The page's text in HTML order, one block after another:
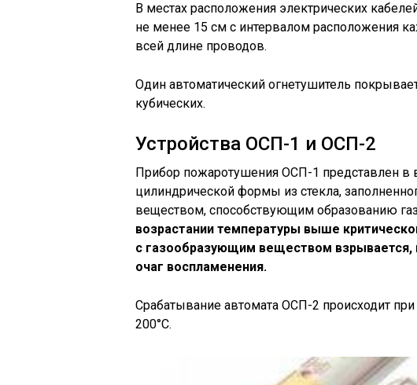
В местах расположения электрических
не менее 15 см с интервалом расположения
всей длине проводов.
Один автоматический огнетушитель
кубических.
Устройства ОСП-1 и ОСП-2
Прибор пожаротушения ОСП-1 представлен в
цилиндрической формы из стекла,
веществом, способствующим образованию
возрастании температуры выше
с газообразующим веществом
очаг воспламенения.
Срабатывание автомата ОСП-2 происходит
200°С.